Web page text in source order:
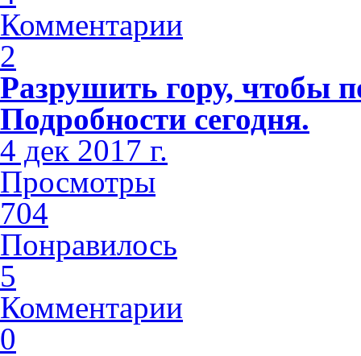
Комментарии
2
Разрушить гору, чтобы
Подробности сегодня.
4 дек 2017 г.
Просмотры
704
Понравилось
5
Комментарии
0